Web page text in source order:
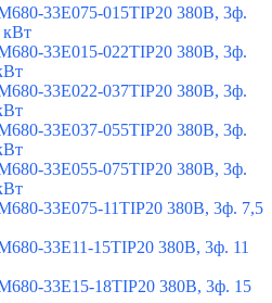
33E075-015TIP20 380В, 3ф.
кВт
33E015-022TIP20 380В, 3ф.
33E022-037TIP20 380В, 3ф.
33E037-055TIP20 380В, 3ф.
33E055-075TIP20 380В, 3ф.
33E075-11TIP20 380В, 3ф. 7,5
33E11-15TIP20 380В, 3ф. 11
33E15-18TIP20 380В, 3ф. 15